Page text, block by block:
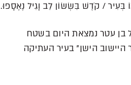
/ קֹדֶשׁ בִּשְׂשׂוֹן לֵב וָגִיל נֶאֶסָפוּ.
עטר נמצאת היום בשטח
הישן” בעיר העתיקה